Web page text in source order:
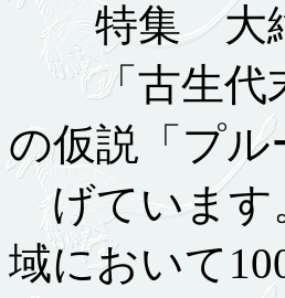
特集 大絶
「古生代末
の仮説「プ
げています
域において